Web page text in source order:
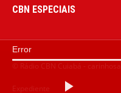
Error
CBN ESPECIAIS
© Rádio CBN Cuiabá -
Expediente